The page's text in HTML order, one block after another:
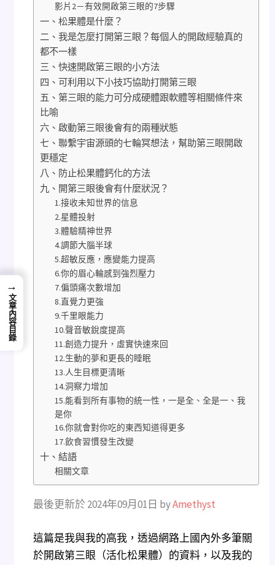
影片2－有效開啟第三眼的7步驟
一、松果體是什麼？
二、我是怎麼打開第三眼？每個人的開啟經驗真的
都不一樣
三、快速開啟第三眼的小方法
四、可利用以下小技巧協助打開第三眼
五、第三眼的能力可分成硬體跟軟體等相關條件來
比喻
六、啟動第三眼後會有的兩種狀態
七、聯繫宇宙源頭的七輪冥想法，幫助第三眼開啟
更穩定
八、防止松果體鈣化的方法
九、開第三眼後會有什麼狀況？
1.接收未知世界的信息
2.星體投射
3.體驗精神世界
4.調節大腦半球
5.超敏反應，應變能力提高
6.你的眉心輪感到強烈壓力
7.偏頭痛次數增加
8.直覺力更強
9.千里眼能力
10.聲音敏銳度提高
11.創造力提升，虛實快速來回
12.生動的夢和更長的睡眠
13.人生目標更清晰
14.洞察力增加
15.能看到所有事物的統一性，一是全、全是一、我
是你
16.你就會對你吃的東西知道得更多
17.飲食習慣發生改變
十、結語
相關文章
最後更新於 2024年09月01日 byAmethyst
這篇是我與我的高我，透過網路上國內外多筆關
於開啟第三眼（活化松果體）的資料，以及我的
→
文章內容目錄